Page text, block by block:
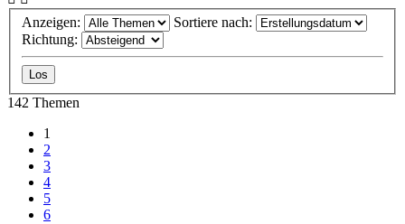
Anzeigen:
Sortiere nach:
Richtung:
142 Themen
1
2
3
4
5
6